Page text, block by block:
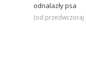
odnalazły psa
(od przedwczoraj